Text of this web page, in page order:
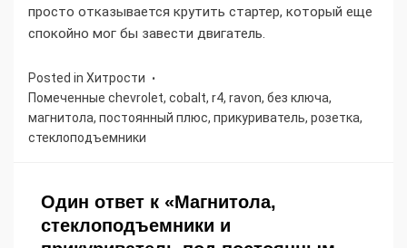
просто отказывается крутить стартер, который еще
спокойно мог бы завести двигатель.
Posted in Хитрости
Помеченные chevrolet, cobalt, r4, ravon, без ключа,
магнитола, постоянный плюс, прикуриватель, розетка,
стеклоподъемники
Один ответ к «Магнитола,
стеклоподъемники и